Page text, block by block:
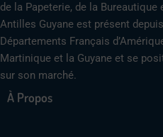
de la Papeterie, de la Bureautique
Antilles Guyane est présent
Départements Français
Martinique et la Guyane et se
sur son marché.
À Propos